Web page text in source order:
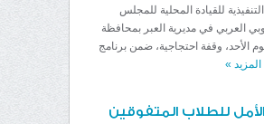
للقيادة المحلية للمجلس
العربي في مديرية العبر بمحافظة
الأحد، وقفة احتجاجية، ضمن برنامج
المزيد »
للطلاب المتفوقين